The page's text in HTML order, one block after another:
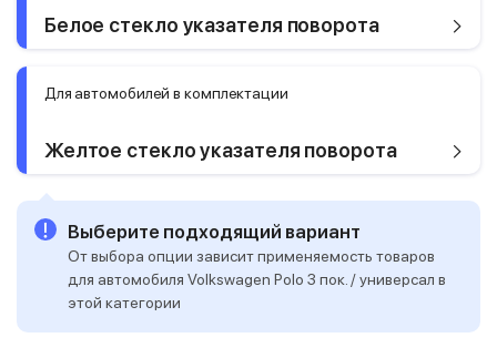
Белое стекло указателя поворота
Для автомобилей в комплектации
Желтое стекло указателя поворота
Выберите подходящий вариант
От выбора опции зависит применяемость товаров
для автомобиля Volkswagen Polo 3 пок. / универсал в
этой категории